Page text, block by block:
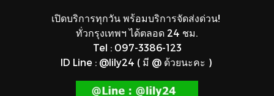
เปิดบริการทุกวัน พร้อมบริการจัดส่งด่วน!
ทั่วกรุงเทพฯ ได้ตลอด 24 ชม.
Tel : 097-3386-123
ID Line : @lily24 ( มี @ ด้วยนะคะ )